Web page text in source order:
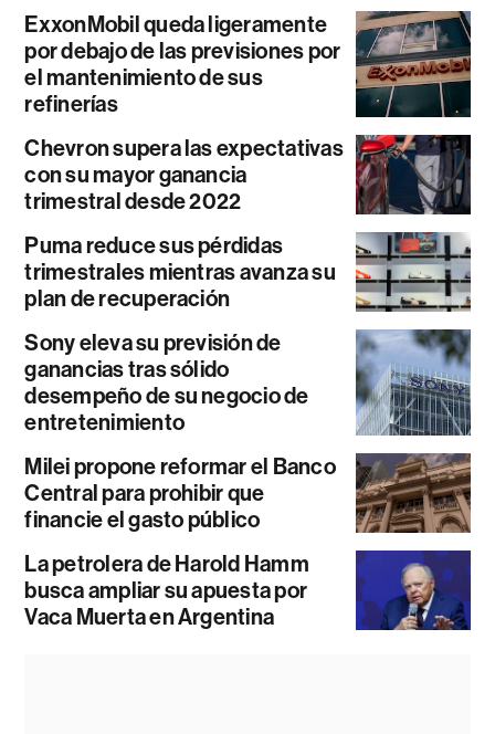
ExxonMobil queda ligeramente
por debajo de las previsiones por
el mantenimiento de sus
refinerías
Chevron supera las expectativas
con su mayor ganancia
trimestral desde 2022
Puma reduce sus pérdidas
trimestrales mientras avanza su
plan de recuperación
Sony eleva su previsión de
ganancias tras sólido
desempeño de su negocio de
entretenimiento
Milei propone reformar el Banco
Central para prohibir que
financie el gasto público
La petrolera de Harold Hamm
busca ampliar su apuesta por
Vaca Muerta en Argentina